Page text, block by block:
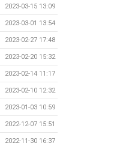
2023-03-15 13:09
2023-03-01 13:54
2023-02-27 17:48
2023-02-20 15:32
2023-02-14 11:17
2023-02-10 12:32
2023-01-03 10:59
2022-12-07 15:51
2022-11-30 16:37